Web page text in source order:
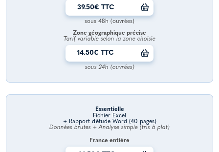
39.50€ TTC
sous 48h (ouvrées)
Zone géographique précise
Tarif variable selon la zone choisie
14.50€ TTC
sous 24h (ouvrées)
Essentielle
Fichier Excel
+ Rapport d’étude Word (40 pages)
Données brutes + Analyse simple (tris à plat)
France entière